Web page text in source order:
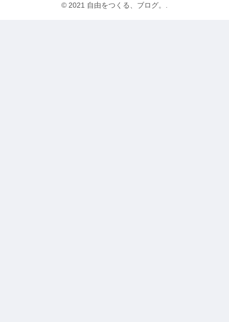
© 2021 自由をつくる、ブログ。.